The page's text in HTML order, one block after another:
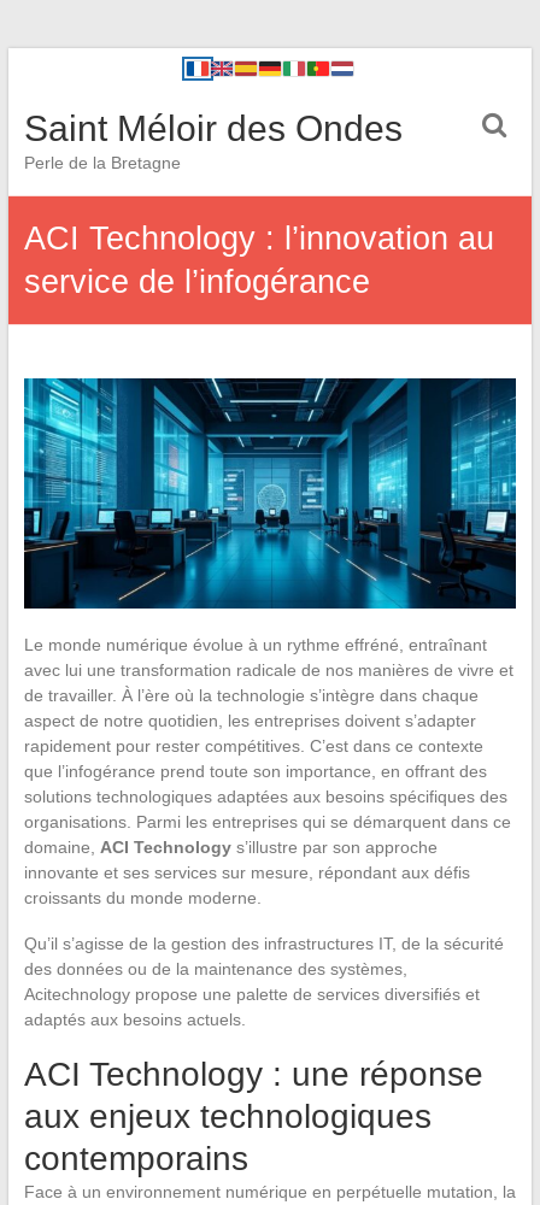
Saint Méloir des Ondes
Perle de la Bretagne
ACI Technology : l’innovation au
service de l’infogérance
Le monde numérique évolue à un rythme effréné, entraînant
avec lui une transformation radicale de nos manières de vivre et
de travailler. À l’ère où la technologie s’intègre dans chaque
aspect de notre quotidien, les entreprises doivent s’adapter
rapidement pour rester compétitives. C’est dans ce contexte
que l’infogérance prend toute son importance, en offrant des
solutions technologiques adaptées aux besoins spécifiques des
organisations. Parmi les entreprises qui se démarquent dans ce
domaine, ACI Technologys’illustre par son approche
innovante et ses services sur mesure, répondant aux défis
croissants du monde moderne.
Qu’il s’agisse de la gestion des infrastructures IT, de la sécurité
des données ou de la maintenance des systèmes,
Acitechnology propose une palette de services diversifiés et
adaptés aux besoins actuels.
ACI Technology : une réponse
aux enjeux technologiques
contemporains
Face à un environnement numérique en perpétuelle mutation, la